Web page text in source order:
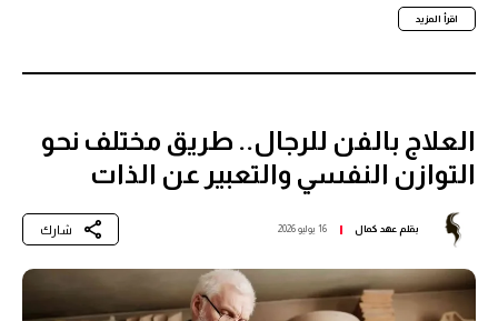
اقرأ المزيد
العلاج بالفن للرجال.. طريق مختلف نحو
التوازن النفسي والتعبير عن الذات
بقلمعهد كمال 16 يوليو 2026 شارك